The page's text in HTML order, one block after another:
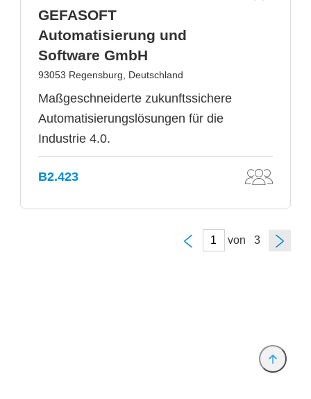
GEFASOFT
Automatisierung und
Software GmbH
93053 Regensburg, Deutschland
Maßgeschneiderte zukunftssichere
Automatisierungslösungen für die
Industrie 4.0.
B2.423
von